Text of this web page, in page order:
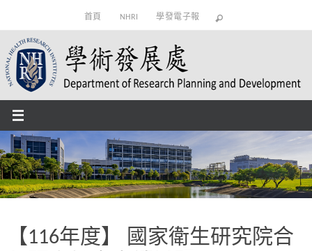
content
首頁 NHRI 學發電子報
【116年度】 國家衛生研究院合